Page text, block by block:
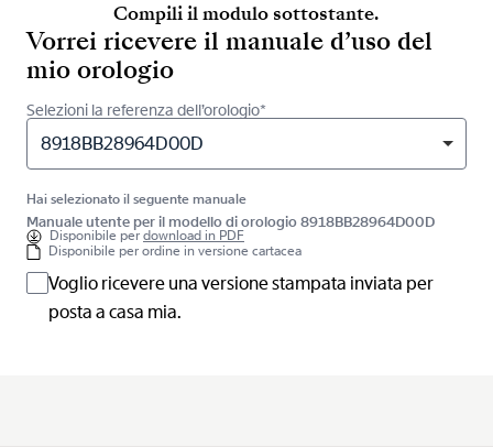
Compili il modulo sottostante.
Vorrei ricevere il manuale d’uso del
mio orologio
Selezioni la referenza dell’orologio*
8918BB28964D00D
Hai selezionato il seguente manuale
Manuale utente per il modello di orologio 8918BB28964D00D
Disponibile perdownload in PDF
Disponibile per ordine in versione cartacea
Voglio ricevere una versione stampata inviata per
posta a casa mia.